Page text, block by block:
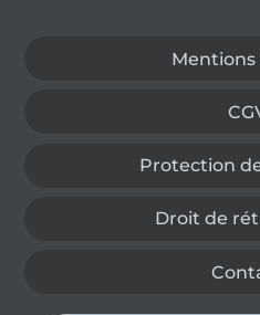
Mentions
Protection
Droit de